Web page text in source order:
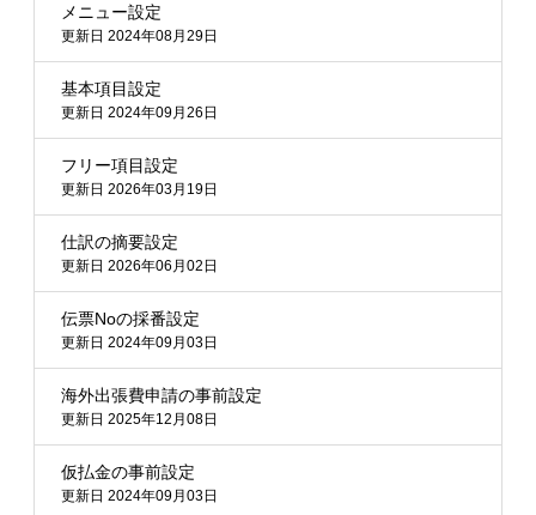
メニュー設定
更新日 2024年08月29日
基本項目設定
更新日 2024年09月26日
フリー項目設定
更新日 2026年03月19日
仕訳の摘要設定
更新日 2026年06月02日
伝票Noの採番設定
更新日 2024年09月03日
海外出張費申請の事前設定
更新日 2025年12月08日
仮払金の事前設定
更新日 2024年09月03日